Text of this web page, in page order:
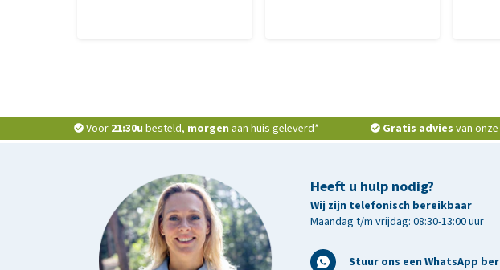
Voor 21:30u besteld, morgen aan huis geleverd* Gratis advies van
Heeft u hulp nodig?
Wij zijn telefonisch bereikbaar
Maandag t/m vrijdag: 08:30-13:00 uur
Stuur ons een WhatsApp